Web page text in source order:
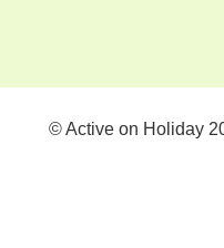
© Active on Holiday